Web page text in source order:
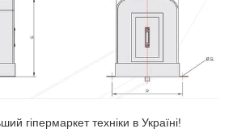
гіпермаркет техніки в Україні!